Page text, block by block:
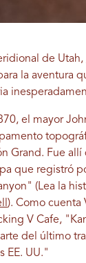
de Utah,
la aventura
el mayor
Grand. Fue
que registró
(Lea la
). Como cuenta
V Cafe,
del último
EE. UU."